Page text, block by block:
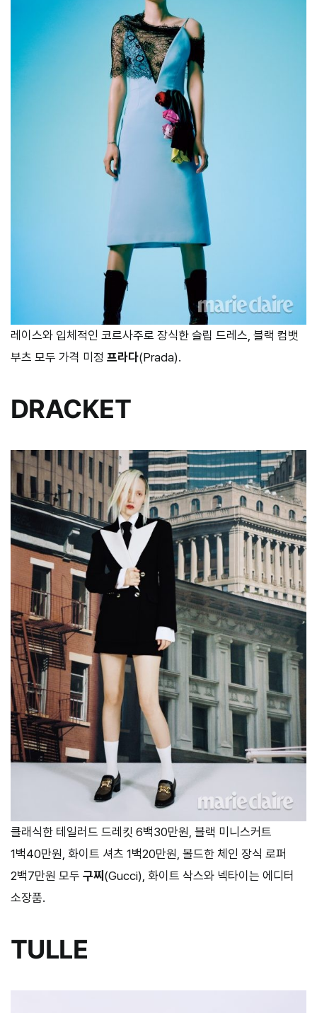
레이스와 입체적인 코르사주로 장식한 슬립 드레스, 블랙 컴뱃
부츠 모두 가격 미정 프라다(Prada).
DRACKET
클래식한 테일러드 드레킷 6백30만원, 블랙 미니스커트
1백40만원, 화이트 셔츠 1백20만원, 볼드한 체인 장식 로퍼
2백7만원 모두 구찌 (Gucci), 화이트 삭스와 넥타이는 에디터
소장품.
TULLE